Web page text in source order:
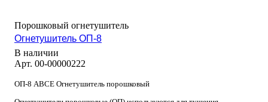
Порошковый огнетушитель
Огнетушитель ОП-8
В наличии
Арт. 00-00000222
ОП-8 АВСЕ Огнетушитель порошковый